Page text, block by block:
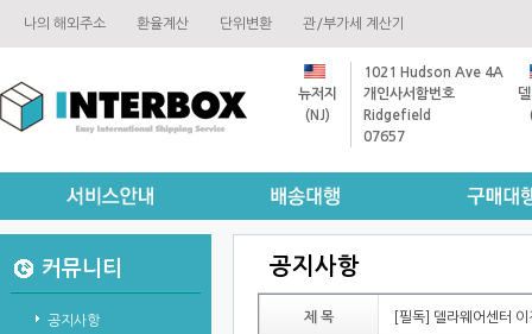
나의해외주소 환율계산 단위변환 관/부가세계산기
뉴저지
(NJ)
1021HudsonAve4A
개인사서함번호
Ridgefield
07657
커뮤니티
공지사항
공지사항
제목 [필독]델라웨어센터이